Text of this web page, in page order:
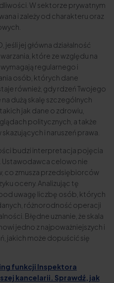
W sektorze prywatnym
i zależy od charakteru oraz
jeśli jej główna działalność
które ze względu na
regularnego i
osób, których dane
również, gdy rdzeń Twojego
dużą skalę szczególnych
jak dane o zdrowiu,
politycznych, a także
i naruszeń prawa.
budzi interpretacja pojęcia
. Ustawodawca celowo nie
co zmusza przedsiębiorców
oceny. Analizując tę
uwagę liczbę osób, których
różnorodność operacji
Błędne uznanie, że skala
jedno z najpoważniejszych i
jakich może dopuścić się
funkcji Inspektora
kancelarii. Sprawdź, jak